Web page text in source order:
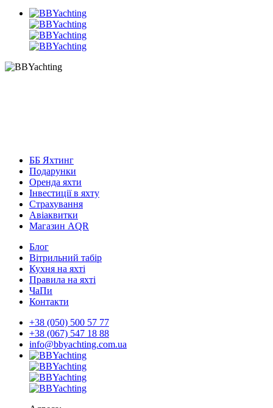
ББ Яхтинг
Подарунки
Оренда яхти
Інвестиції в яхту
Страхування
Авіаквитки
Магазин AQR
Блог
Вітрильний табір
Кухня на яхті
Правила на яхті
ЧаПи
Контакти
+38 (050) 500 57 77
+38 (067) 547 18 88
info@bbyachting.com.ua